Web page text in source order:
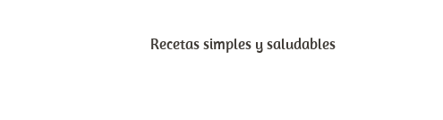
Recetas simples y saludables